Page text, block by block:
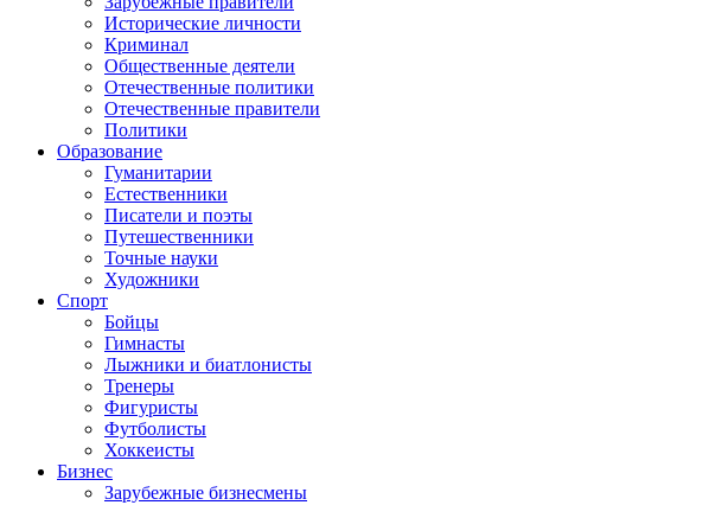
Исторические личности
Криминал
Общественные деятели
Отечественные политики
Отечественные правители
Политики
Образование
Гуманитарии
Естественники
Писатели и поэты
Путешественники
Точные науки
Художники
Спорт
Бойцы
Гимнасты
Лыжники и биатлонисты
Тренеры
Фигуристы
Футболисты
Хоккеисты
Бизнес
Зарубежные бизнесмены